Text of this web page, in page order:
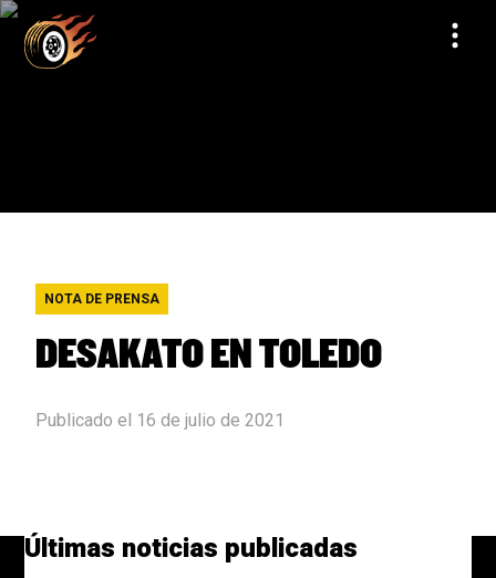
NOTA DE PRENSA
DESAKATO EN TOLEDO
Publicado el 16 de julio de 2021
Últimas noticias publicadas